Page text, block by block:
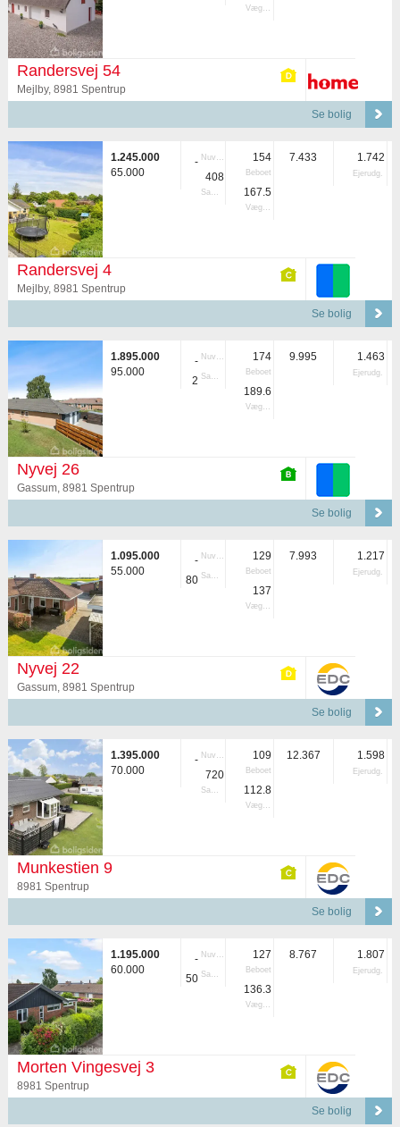
Vægtet
Randersvej 54
Mejlby, 8981 Spentrup
Se bolig
1.245.000
65.000
- Nuvær.
408
Samlet
154
Beboet
167.5
Vægtet
7.433 1.742
Ejerudg.
Randersvej 4
Mejlby, 8981 Spentrup
Se bolig
1.895.000
95.000
- Nuvær.
2 Samlet
174
Beboet
189.6
Vægtet
9.995 1.463
Ejerudg.
Nyvej 26
Gassum, 8981 Spentrup
Se bolig
1.095.000
55.000
- Nuvær.
80 Samlet
129
Beboet
137
Vægtet
7.993 1.217
Ejerudg.
Nyvej 22
Gassum, 8981 Spentrup
Se bolig
1.395.000
70.000
- Nuvær.
720
Samlet
109
Beboet
112.8
Vægtet
12.367 1.598
Ejerudg.
Munkestien 9
8981 Spentrup
Se bolig
1.195.000
60.000
- Nuvær.
50 Samlet
127
Beboet
136.3
Vægtet
8.767 1.807
Ejerudg.
Morten Vingesvej 3
8981 Spentrup
Se bolig